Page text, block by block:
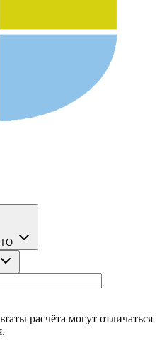
расчёта могут отличаться